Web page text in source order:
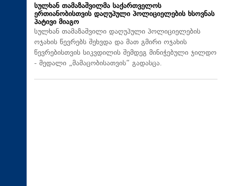
სულხან თამაზაშვილმა საქართველოს
ერთიანობისთვის დაღუპული პოლიციელების ხსოვნას
პატივი მიაგო
სულხან თამაზაშვილი დაღუპული პოლიციელების
ოჯახის წევრებს შეხვდა და მათ გმირი ოჯახის
წევრებისთვის სიკვდილის შემდეგ მინიჭებული ჯილდო
- მედალი „მამაცობისათვის“ გადასცა.